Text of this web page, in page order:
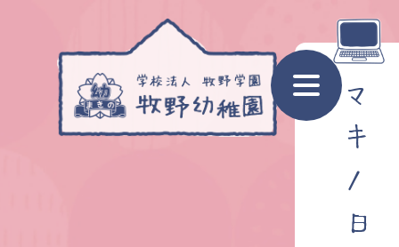
マ
キ
ノ
日